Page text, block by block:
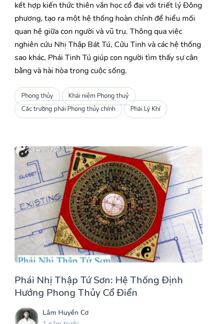
kết hợp kiến thức thiên văn học cổ đại với triết lý Đông
phương, tạo ra một hệ thống hoàn chỉnh để hiểu mối
quan hệ giữa con người và vũ trụ. Thông qua việc
nghiên cứu Nhị Thập Bát Tú, Cửu Tinh và các hệ thống
sao khác, Phái Tinh Tú giúp con người tìm thấy sự cân
bằng và hài hòa trong cuộc sống.
Phong thủy
Khái niệm Phong thuỷ
Các trường phái Phong thủy chính
Phái Lý Khí
Phái Nhị Thập Tứ Sơn: Hệ Thống Định
Hướng Phong Thủy Cổ Điển
Lâm Huyền Cơ